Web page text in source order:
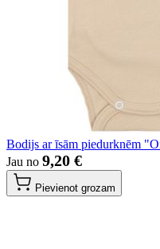
Bodijs ar īsām piedurknēm
Jau no 9,20 €
Pievienot grozam